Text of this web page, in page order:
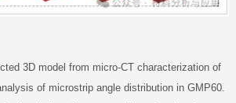
3D model from micro-CT characterization of
of microstrip angle distribution in GMP60.